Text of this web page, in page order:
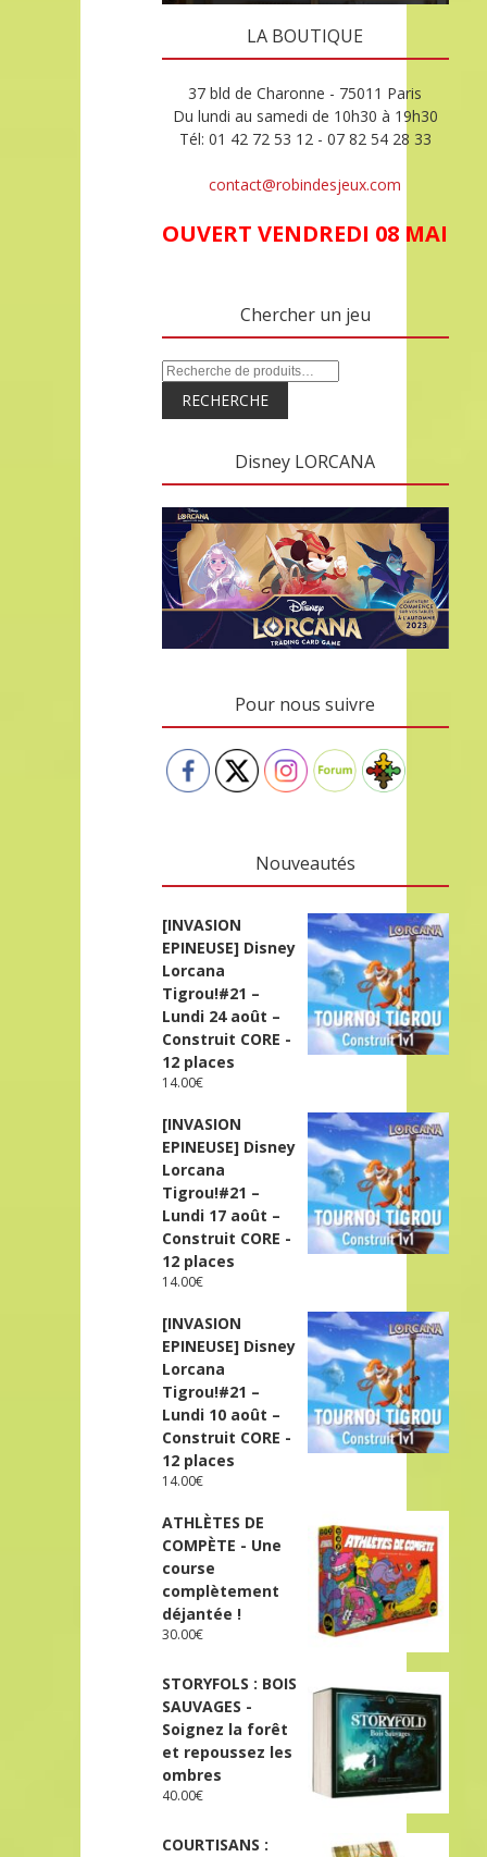
LA BOUTIQUE
37 bld de Charonne - 75011 Paris
Du lundi au samedi de 10h30 à 19h30
Tél: 01 42 72 53 12 - 07 82 54 28 33
contact@robindesjeux.com
OUVERT VENDREDI 08 MAI
Chercher un jeu
RECHERCHE
Disney LORCANA
Pour nous suivre
Nouveautés
[INVASION
EPINEUSE] Disney
Lorcana
Tigrou!#21 –
Lundi 24 août –
Construit CORE -
12 places
14.00€
[INVASION
EPINEUSE] Disney
Lorcana
Tigrou!#21 –
Lundi 17 août –
Construit CORE -
12 places
14.00€
[INVASION
EPINEUSE] Disney
Lorcana
Tigrou!#21 –
Lundi 10 août –
Construit CORE -
12 places
14.00€
ATHLÈTES DE
COMPÈTE - Une
course
complètement
déjantée !
30.00€
STORYFOLS : BOIS
SAUVAGES -
Soignez la forêt
et repoussez les
ombres
40.00€
COURTISANS :